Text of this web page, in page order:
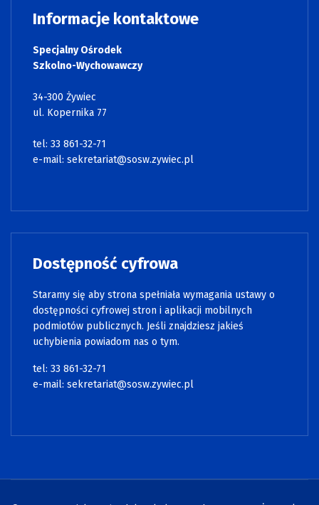
Informacje kontaktowe
Specjalny Ośrodek
Szkolno-Wychowawczy
34-300 Żywiec
ul. Kopernika 77
tel: 33 861-32-71
e-mail: sekretariat@sosw.zywiec.pl
Dostępność cyfrowa
Staramy się aby strona spełniała wymagania ustawy o
dostępności cyfrowej stron i aplikacji mobilnych
podmiotów publicznych. Jeśli znajdziesz jakieś
uchybienia powiadom nas o tym.
tel: 33 861-32-71
e-mail: sekretariat@sosw.zywiec.pl